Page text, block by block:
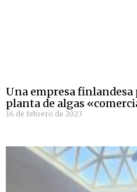
Una empresa
planta de algas
16 de febrero de 2023